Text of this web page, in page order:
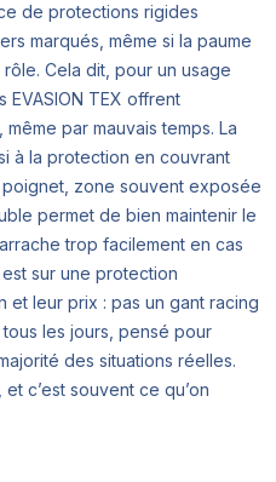
de protections rigides
marqués, même si la paume
Cela dit, pour un usage
TEX offrent
par mauvais temps. La
à la protection en couvrant
zone souvent exposée
permet de bien maintenir le
trop facilement en cas
sur une protection
leur prix : pas un gant racing
les jours, pensé pour
des situations réelles.
c’est souvent ce qu’on